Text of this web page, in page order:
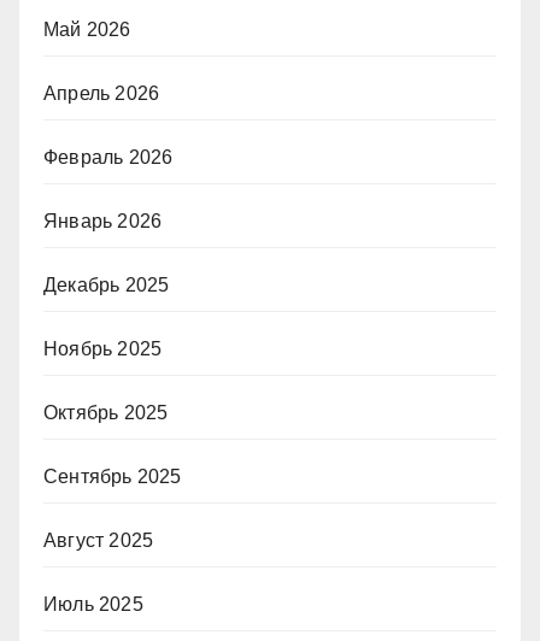
Май 2026
Апрель 2026
Февраль 2026
Январь 2026
Декабрь 2025
Ноябрь 2025
Октябрь 2025
Сентябрь 2025
Август 2025
Июль 2025